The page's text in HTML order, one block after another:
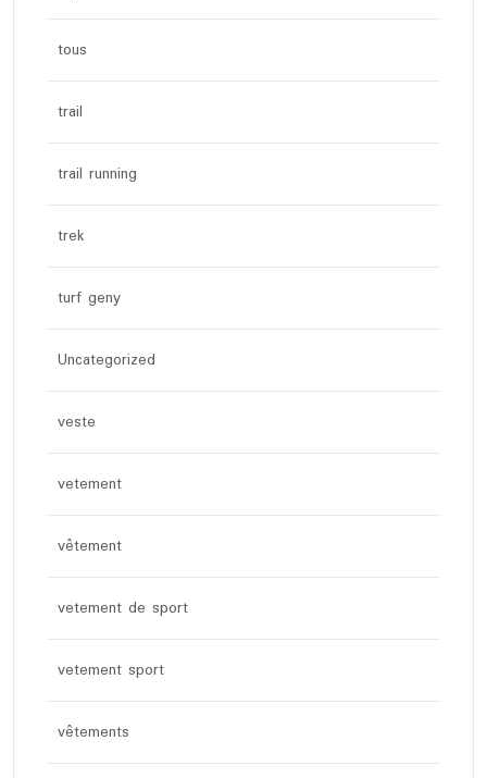
tous
trail
trail running
trek
turf geny
Uncategorized
veste
vetement
vêtement
vetement de sport
vetement sport
vêtements